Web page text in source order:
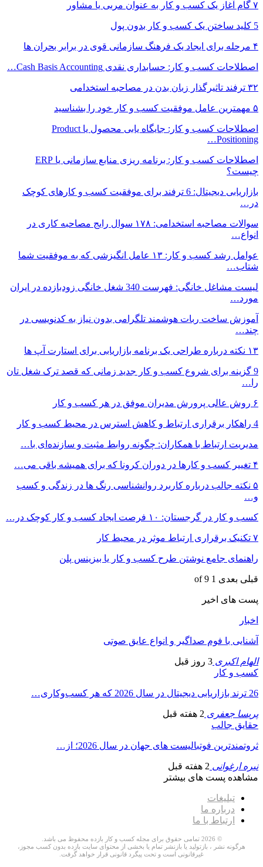
۷ گام آغاز یک کسب و کار به عنوان مربی یا مشاور
5 کلید ساختن یک کسب و کار بدون پول
۴ مرحله برای ایجاد یک فرهنگ سازمانی قوی در برابر بحران ها
اصطلاحات کسب و کار: حسابداری نقدی Cash Basis Accounting…
۳۲ ترفند تاثیرگذار زبان بدن در مصاحبه استخدامی
۵ مهمترین عامل موفقیت کسب و کار خود را بشناسید
اصطلاحات کسب و کار: جایگاه یابی محصول یا Product
Positioning…
اصطلاحات کسب و کار: برنامه ریزی منابع سازمانی یا ERP
چیست؟
بازاریابی دیجیتال: 6 ترفند برای موفقیت کسب و کارهای کوچک
در…
سوالات مصاحبه استخدامی: ۱۷۸ سوال رایج مصاحبه کاری در
انواع…
عوامل رشد کسب و کار: ۱۳ عامل انگیزشی که به موفقیت شما
شتاب…
لیست مشاغل خانگی: فهرست 340 شغل خانگی زودبازده در ایران
مورد…
آموزش ساخت ربات هوشمند تلگرامی بدون نیاز به کدنویسی در
چند…
۱۳ نکته درباره طراحی یک برنامه بازاریابی برای استارت آپ ها
9 گزینه برای شروع کسب و کار جدید زمانی که قصد ترک شغل تان
را…
۶ روش عالی پرورش مدیران موفق در هر کسب و کار
4 راهکار برقراری ارتباط و کاهش استرس در محیط کسب و کار
مدیریت ارتباط با همکاران: چگونه روابط مثبت و سازنده‌ای با…
۴ تغییر کسب و کارها در دوران کرونا که برای همیشه باقی می…
۵ نکته جالب درباره کاربرد روانشناسی رنگ ها در زندگی و کسب
و…
کسب و کار در گرجستان: ۱۰ فرصت ایجاد کسب و کار کوچک در…
۷ تکنیک برقراری ارتباط موثر در محیط کار
راهنمای جامع نوشتن طرح کسب و کار یا بیزینس پلن
قبلی بعدی 1 of 9
پست های اخیر
اخبار
آشنایی با فوم صداگیر و انواع عایق صوتی
الهام اکبری 3 روز قبل
کسب و کار
26 ترند بازاریابی دیجیتال در سال 2026 که هر کسب‌وکاری…
پریسا جعفری 2 هفته قبل
حقایق جالب
ثروتمندترین فوتبالیست های جهان در سال 2026؛ از…
نیره ارغوانی 2 هفته قبل
مشاهده پست های بیشتر
تبلیغات
درباره ما
ارتباط با ما
© 2026 تمامی حقوق برای مجله کسب و کار بازده محفوظ می باشد.
هرگونه نشر ، بازتولید یا بازنشر تمام یا بخشی از محتوای سایت بازده بدون کسب مجوز،
غیرقانونی است و تحت پیگرد قانونی قرار خواهد گرفت.